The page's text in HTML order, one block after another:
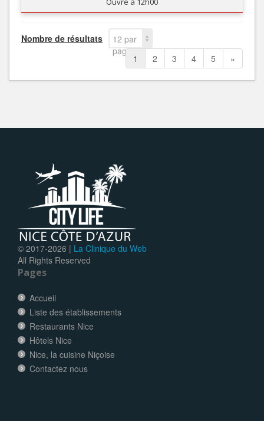
Nombre de résultats
12 par
page
1 2 3 4 5 »
© 2017-2026 | La Clinique du Web
All Rights Reserved
Pages
Accueil
Liste des établissements
Restaurants Nice
Hôtels Nice
Nice, la cuisine Niçoise
Contactez nous